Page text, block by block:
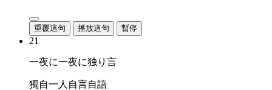
重覆這句 播放這句 暫停
21
一夜に一夜に独り言
獨自一人自言自語